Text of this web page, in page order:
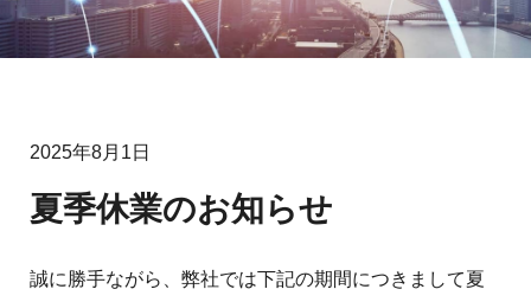
2025年8月1日
夏季休業のお知らせ
誠に勝手ながら、弊社では下記の期間につきまして夏